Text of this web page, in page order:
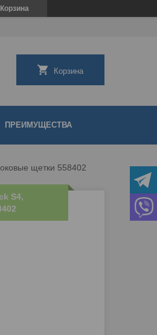
Корзина
Корзина
ПРЕИМУЩЕСТВА
щетки 558402
S4,